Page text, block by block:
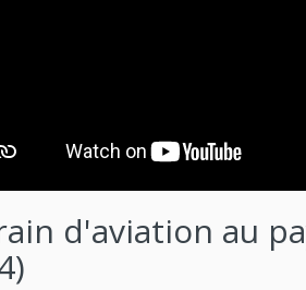
d'aviation au